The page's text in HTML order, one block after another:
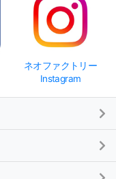
ネオファクトリー
Instagram